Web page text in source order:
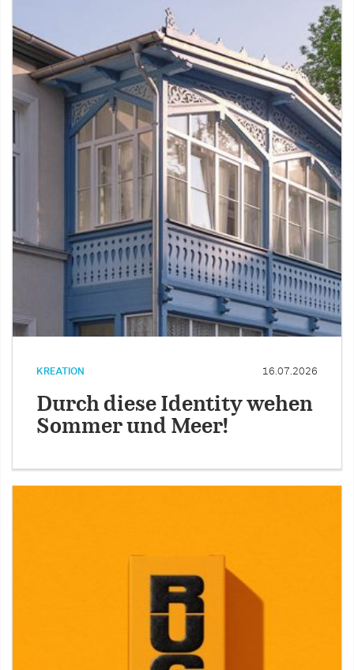
KREATION 16.07.2026
Durch diese Identity wehen
Sommer und Meer!